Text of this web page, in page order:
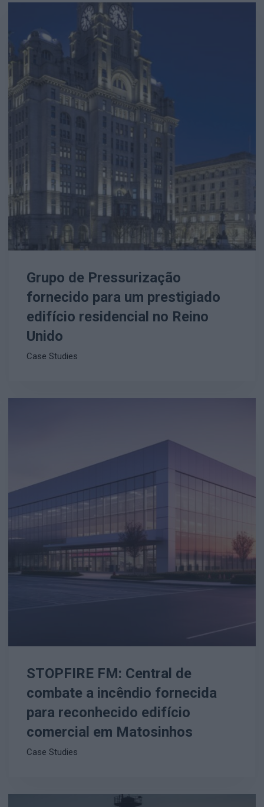
Grupo de Pressurização
fornecido para um prestigiado
edifício residencial no Reino
Unido
Case Studies
STOPFIRE FM: Central de
combate a incêndio fornecida
para reconhecido edifício
comercial em Matosinhos
Case Studies